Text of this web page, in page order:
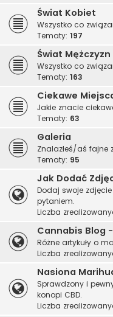
Świat Kobiet
Wszystko co
Tematy: 197
Świat Mężczyzn
Wszystko co
Tematy: 163
Ciekawe
Jakie znacie
Tematy: 63
Galeria
Znalazłeś/aś fajne
Tematy: 95
Jak Dodać
Dodaj swoje
pytaniem.
Liczba
Cannabis Blog
Różne artykuły o
Liczba
Nasiona
Sprawdzony i
konopi CBD.
Liczba